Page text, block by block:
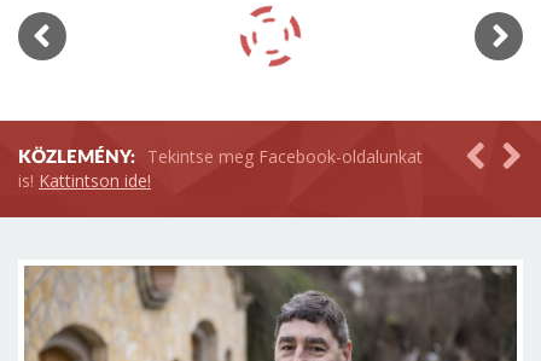
KÖZLEMÉNY:
Tekintse meg Facebook-oldalunkat
is! Kattintson ide!